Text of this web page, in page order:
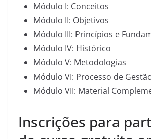
Módulo I: Conceitos
Módulo II: Objetivos
Módulo III: Princípios e
Módulo IV: Histórico
Módulo V: Metodologias
Módulo VI: Processo de
Módulo VII: Material
Inscrições para